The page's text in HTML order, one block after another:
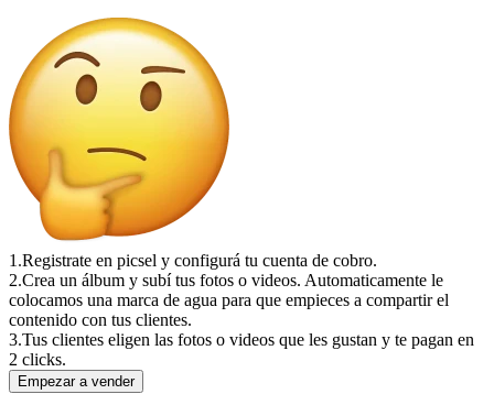
1.Registrate en picsel y configurá tu cuenta de cobro.
2.Crea un álbum y subí tus fotos o videos. Automaticamente le
colocamos una marca de agua para que empieces a compartir el
contenido con tus clientes.
3.Tus clientes eligen las fotos o videos que les gustan y te pagan en
2 clicks.
Empezar a vender